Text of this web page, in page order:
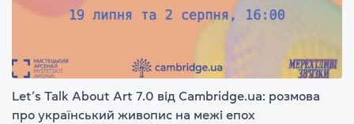
Let’s Talk About Art 7.0 від Cambridge.ua: розмова
про український живопис на межі епох